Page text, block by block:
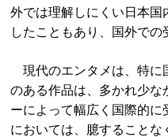
外では理解しにくい日本国
したこともあり、国外での
現代のエンタメは、特に
のある作品は、多かれ少
ーによって幅広く国際的
においては、臆することな